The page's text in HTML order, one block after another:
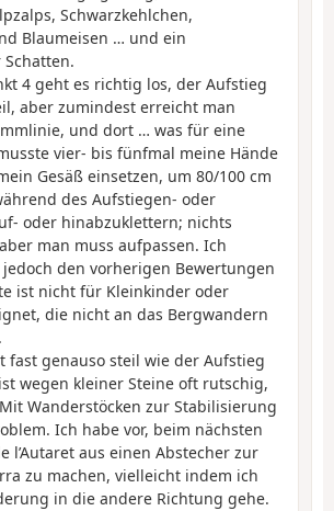
Schwarzkehlchen,
Blaumeisen … und ein
4 geht es richtig los, der Aufstieg
aber zumindest erreicht man
und dort … was für eine
vier- bis fünfmal meine Hände
Gesäß einsetzen, um 80/100 cm
des Aufstiegen- oder
oder hinabzuklettern; nichts
man muss aufpassen. Ich
den vorherigen Bewertungen
ist nicht für Kleinkinder oder
die nicht an das Bergwandern
fast genauso steil wie der Aufstieg
wegen kleiner Steine oft rutschig,
Wanderstöcken zur Stabilisierung
Ich habe vor, beim nächsten
l’Autaret aus einen Abstecher zur
zu machen, vielleicht indem ich
in die andere Richtung gehe.